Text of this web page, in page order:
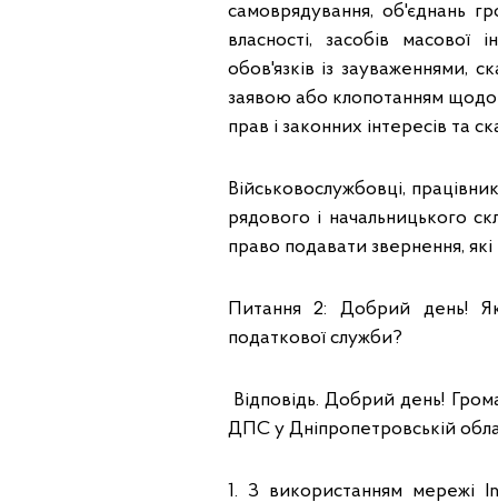
самоврядування, об'єднань
власності, засобів масової
обов'язків із зауваженнями,
заявою або клопотанням щодо
прав і законних інтересів та
Військовослужбовці,
рядового і начальницького
право подавати звернення, які
Питання 2: Добрий день!
податкової служби?
Відповідь. Добрий день!
ДПС у Дніпропетровській
1. З використанням мережі